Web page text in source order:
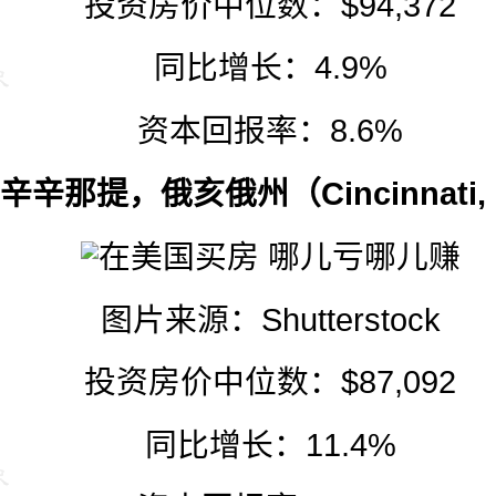
同比增长：4.9%
资本回报率：8.6%
辛那提，俄亥俄州（Cincinnati,
图片来源： Shutterstock
投资房价中位数：$87,092
同比增长：11.4%